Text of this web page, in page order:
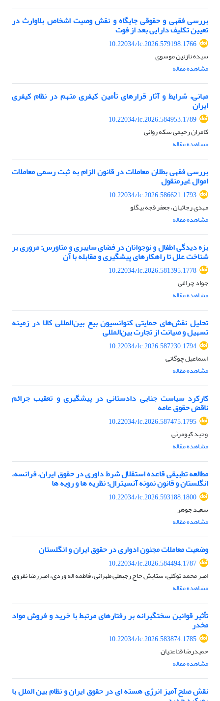
بررسی فقهی و حقوقی جایگاه و نقش وصیت اشخاص بلاوارث در
تعیین تکلیف دارایی بعد از فوت
10.22034/lc.2026.579198.1766
سیده نازنین موسوی
مشاهده مقاله
مبانی، شرایط و آثار قرارهای تأمین کیفری متهم در نظام کیفری
ایران
10.22034/lc.2026.584953.1789
کامران رحیمی سکه روانی
مشاهده مقاله
بررسی فقهی بطلان معاملات در قانون الزام به ثبت رسمی معاملات
اموال غیرمنقول
10.22034/lc.2026.586621.1793
مهدی رجائیان، جعفر قجه بیگلو
مشاهده مقاله
بزه دیدگی اطفال و نوجوانان در فضای سایبری و متاورس: مروری بر
شناخت علل تا راهکارهای پیشگیری و مقابله با آن
10.22034/lc.2026.581395.1778
جواد چراغی
مشاهده مقاله
تحلیل نقش‌های حمایتی کنوانسیون بیع بین‌المللی کالا در زمینه
تسهیل و صیانت از تجارت بین‌المللی
10.22034/lc.2026.587230.1794
اسماعیل چوگانی
مشاهده مقاله
کارکرد سیاست جنایی دادستانی در پیشگیری و تعقیب جرائم
ناقض حقوق عامه
10.22034/lc.2026.587475.1795
,وحید کیومرثی
مشاهده مقاله
مطالعه تطبیقی قاعده استقلال شرط داوری در حقوق ایران، فرانسه،
انگلستان و قانون نمونه آنسیترال؛ نظریه ها و رویه ­ها
10.22034/lc.2026.593188.1800
سعید جوهر
مشاهده مقاله
وضعیت معاملات مجنون ادواری در حقوق ایران و انگلستان
10.22034/lc.2026.584494.1787
امیر محمد توکلی، ستایش حاج رجبعلی طهرانی، فاطمه اله وردی، امیررضا نقروی
مشاهده مقاله
تأثیر قوانین سختگیرانه بر رفتارهای مرتبط با خرید و فروش مواد
مخدر
10.22034/lc.2026.583874.1785
حمیدرضا قناعتیان
مشاهده مقاله
نقش صلح آمیز انرژی هسته ای در حقوق ایران و نظام بین الملل با